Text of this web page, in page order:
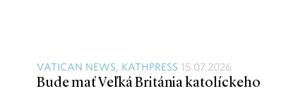
VATICAN NEWS, KATHPRESS 15.07.2026
Bude mať Veľká Británia katolíckeho